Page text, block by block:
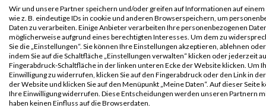
Teamwertung
männlich
B2Run Bremen
2025
Teamwertung
mixed
5952 Patrick Flieger 0000 GER --
Legende:
Wir und unsere Partner speichern und/oder greifen auf Informationen auf einem
wie z. B. eindeutige IDs in cookie und anderen Browserspeichern, um
Daten zu verarbeiten. Einige Anbieter verarbeiten Ihre personenbezogenen
möglicherweise aufgrund eines berechtigten Interesses. Um dem zu
Sie die „Einstellungen“. Sie können Ihre Einstellungen akzeptieren, ablehnen
indem Sie auf die Schaltfläche „Einstellungen verwalten“ klicken oder jederzeit
Fingerabdruck-Schaltfläche in der linken unteren Ecke der Website klicken. Um
Einwilligung zu widerrufen, klicken Sie auf den Fingerabdruck oder den Link in
der Website und klicken Sie auf den Menüpunkt „Meine Daten“. Auf dieser Seite
Ihre Einwilligung widerrufen. Diese Entscheidungen werden unseren Partnern
haben keinen Einfluss auf die Browserdaten.